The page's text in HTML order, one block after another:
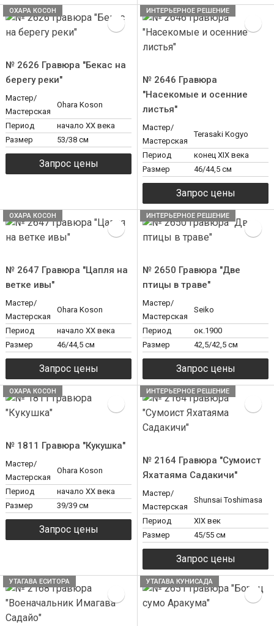
№ 2626 Гравюра "Бекас на
берегу реки"
Мастер/
Мастерская
Ohara Koson
Период
начало XX века
Размер
53/38 см
ОХАРА КОСОН
№ 2646 Гравюра
"Насекомые и осенние
листья"
Мастер/
Мастерская
Terasaki Kogyo
Период
конец ХIХ века
Размер
46/44,5 см
ИНТЕРЬЕРНОЕ РЕШЕНИЕ
№ 2647 Гравюра "Цапля на
ветке ивы"
Мастер/
Мастерская
Ohara Koson
Период
начало XX века
Размер
46/44,5 см
ОХАРА КОСОН
№ 2650 Гравюра "Две
птицы в траве"
Мастер/
Мастерская
Seiko
Период
ок.1900
Размер
42,5/42,5 см
ИНТЕРЬЕРНОЕ РЕШЕНИЕ
№ 1811 Гравюра "Кукушка"
Мастер/
Мастерская
Ohara Koson
Период
начало XX века
Размер
39/39 см
ОХАРА КОСОН
№ 2164 Гравюра "Сумоист
Яхатаяма Садакичи"
Мастер/
Мастерская
Shunsai Toshimasa
Период
ХIX век
Размер
45/55 см
ИНТЕРЬЕРНОЕ РЕШЕНИЕ
УТАГАВА ЕСИТОРА УТАГАВА КУНИСАДА